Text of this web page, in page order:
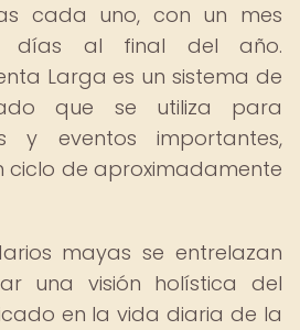
cada uno, con un mes
días al final del año.
Larga es un sistema de
que se utiliza para
y eventos importantes,
ciclo de aproximadamente
mayas se entrelazan
una visión holística del
en la vida diaria de la